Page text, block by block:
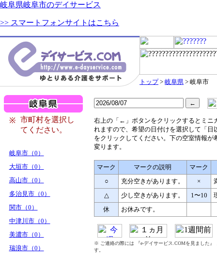
岐阜県岐阜市のデイサービス
>> スマートフォンサイトはこちら
トップ> 岐阜県 > 岐阜市
※
市町村を選択し
てください。
岐阜市（0）
大垣市（0）
高山市（0）
多治見市（0）
関市（0）
中津川市（0）
美濃市（0）
瑞浪市（0）
右上の「←」ボタンをクリックするとミニ
れますので、希望の日付けを選択して「日
をクリックしてください。下の空室情報が
変ります。
マーク マークの説明
マーク
○
充分空きがあります。 ×
△
少し空きがあります。 1〜10
休
お休みです。
※ ご連絡の際には 『e-デイサービス.COMを見ました
す。